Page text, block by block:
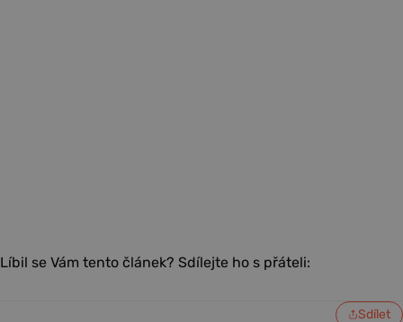
Líbil se Vám tento článek? Sdílejte ho s přáteli:
Sdílet